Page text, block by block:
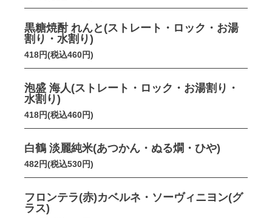
黒糖焼酎 れんと(ストレート・ロック・お湯
割り・水割り)
418円(税込460円)
泡盛 海人(ストレート・ロック・お湯割り・
水割り)
418円(税込460円)
白鶴 淡麗純米(あつかん・ぬる燗・ひや)
482円(税込530円)
フロンテラ(赤)カベルネ・ソーヴィニヨン(グ
ラス)